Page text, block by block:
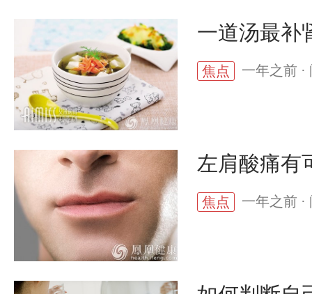
一道汤最补
焦点 一年之前 ·
左肩酸痛有
焦点 一年之前 ·